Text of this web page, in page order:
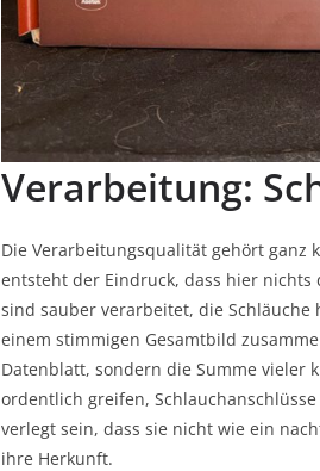
Verarbeitung:
Die Verarbeitungsqualität gehört ganz
entsteht der Eindruck, dass hier
sind sauber verarbeitet, die
einem stimmigen Gesamtbild
Datenblatt, sondern die Summe vieler
ordentlich greifen,
verlegt sein, dass sie nicht wie ein
ihre Herkunft.